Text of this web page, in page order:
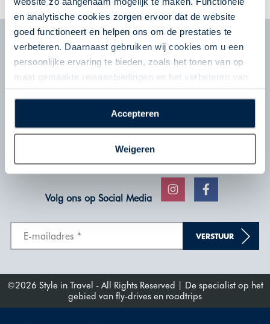
en analytische cookies zorgen ervoor dat de website
goed functioneert en helpen ons om de prestaties te
verbeteren. Daarnaast gebruiken wij cookies om u een
persoonlijke ervaring te bieden, zoals het tonen van op
maat gemaakte reisaanbiedingen en het verbeteren van
plaatsen van alle hierboven beschreven cookies en
technologieën, waarmee persoonlijke gegevens kunnen
worden verzameld. Indien u kiest voor “Weigeren”
plaatsen wij enkel functionele cookies, en zal er geen
sprake zijn van gepersonaliseerde content.
Accepteren
Weigeren
Nieuwsbrief
Schrijf u in voor de nieuwsbrief en ontvang tips
en reisinspiratie voor uw volgende reis!
Volg ons op Social Media
VERSTUUR
©2026 Style in Travel - All Rights Reserved | De specialist op het
gebied van fly-drives en roadtrips